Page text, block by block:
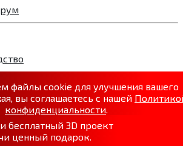
файлы cookie для улучшения вашего
вы соглашаетесь с нашей
конфиденциальности.
Принять
бесплатный 3D проект
ценный подарок.